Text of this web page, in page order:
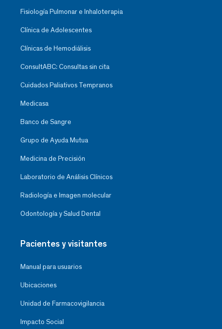
Fisiología Pulmonar e Inhaloterapia
Clínica de Adolescentes
Clínicas de Hemodiálisis
ConsultABC: Consultas sin cita
Cuidados Paliativos Tempranos
Medicasa
Banco de Sangre
Grupo de Ayuda Mutua
Medicina de Precisión
Laboratorio de Análisis Clínicos
Radiología e Imagen molecular
Odontología y Salud Dental
Pacientes y visitantes
Manual para usuarios
Ubicaciones
Unidad de Farmacovigilancia
Impacto Social